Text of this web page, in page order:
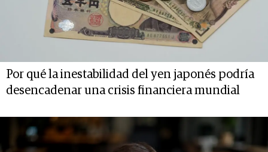
Por qué la inestabilidad del yen japonés podría
desencadenar una crisis financiera mundial